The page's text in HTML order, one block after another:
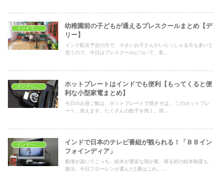
インドで子育て
幼稚園前の子どもが通えるプレスクールまとめ【デ
リー】
インド駐在予定の方で、小さいお子さんがいらっしゃる方も多いと
思うので、今日はプレスクールについて、私...
インドへ駐在する際の準備
ホットプレートはインドでも便利【もってくると便
利な小型家電まとめ】
今日のお昼ご飯は、ホットプレートで焼きそば。 このホットプレ
ート、使えます。たくさんの餃子を焼く。焼...
インドへ駐在する際の準備
インドで日本のテレビ番組が観られる！「ＢＢイン
フォインディア」
船便が届いてこっち、絵本が豊富な我が家。寝る前の絵本制度も、
復活。今日フローレンが選んだ1冊はこれ。...